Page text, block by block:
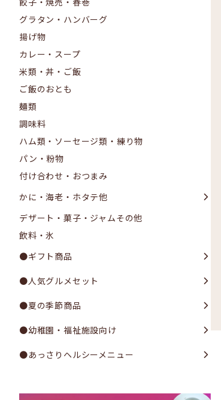
グラタン・ハンバーグ
揚げ物
カレー・スープ
米類・丼・ご飯
ご飯のおとも
麺類
調味料
ハム類・ソーセージ類・練り物
パン・粉物
付け合わせ・おつまみ
かに・海老・ホタテ他
デザート・菓子・ジャムその他
飲料・氷
●ギフト商品
●人気グルメセット
●夏の季節商品
●幼稚園・福祉施設向け
●あっさりヘルシーメニュー